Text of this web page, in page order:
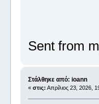
Sent from
Στάλθηκε από: ioann
« στις: Απρίλιος 23, 2026,